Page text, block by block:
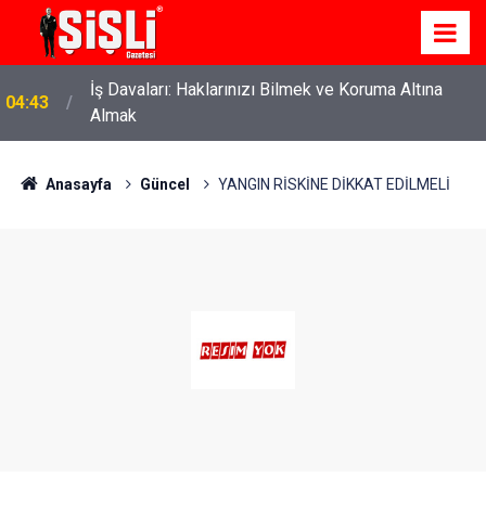
04:43
İş Davaları: Haklarınızı Bilmek ve Koruma Altına
Almak
Anasayfa Güncel YANGIN RİSKİNE DİKKAT EDİLMELİ